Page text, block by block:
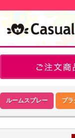
ルームスプレー プラ